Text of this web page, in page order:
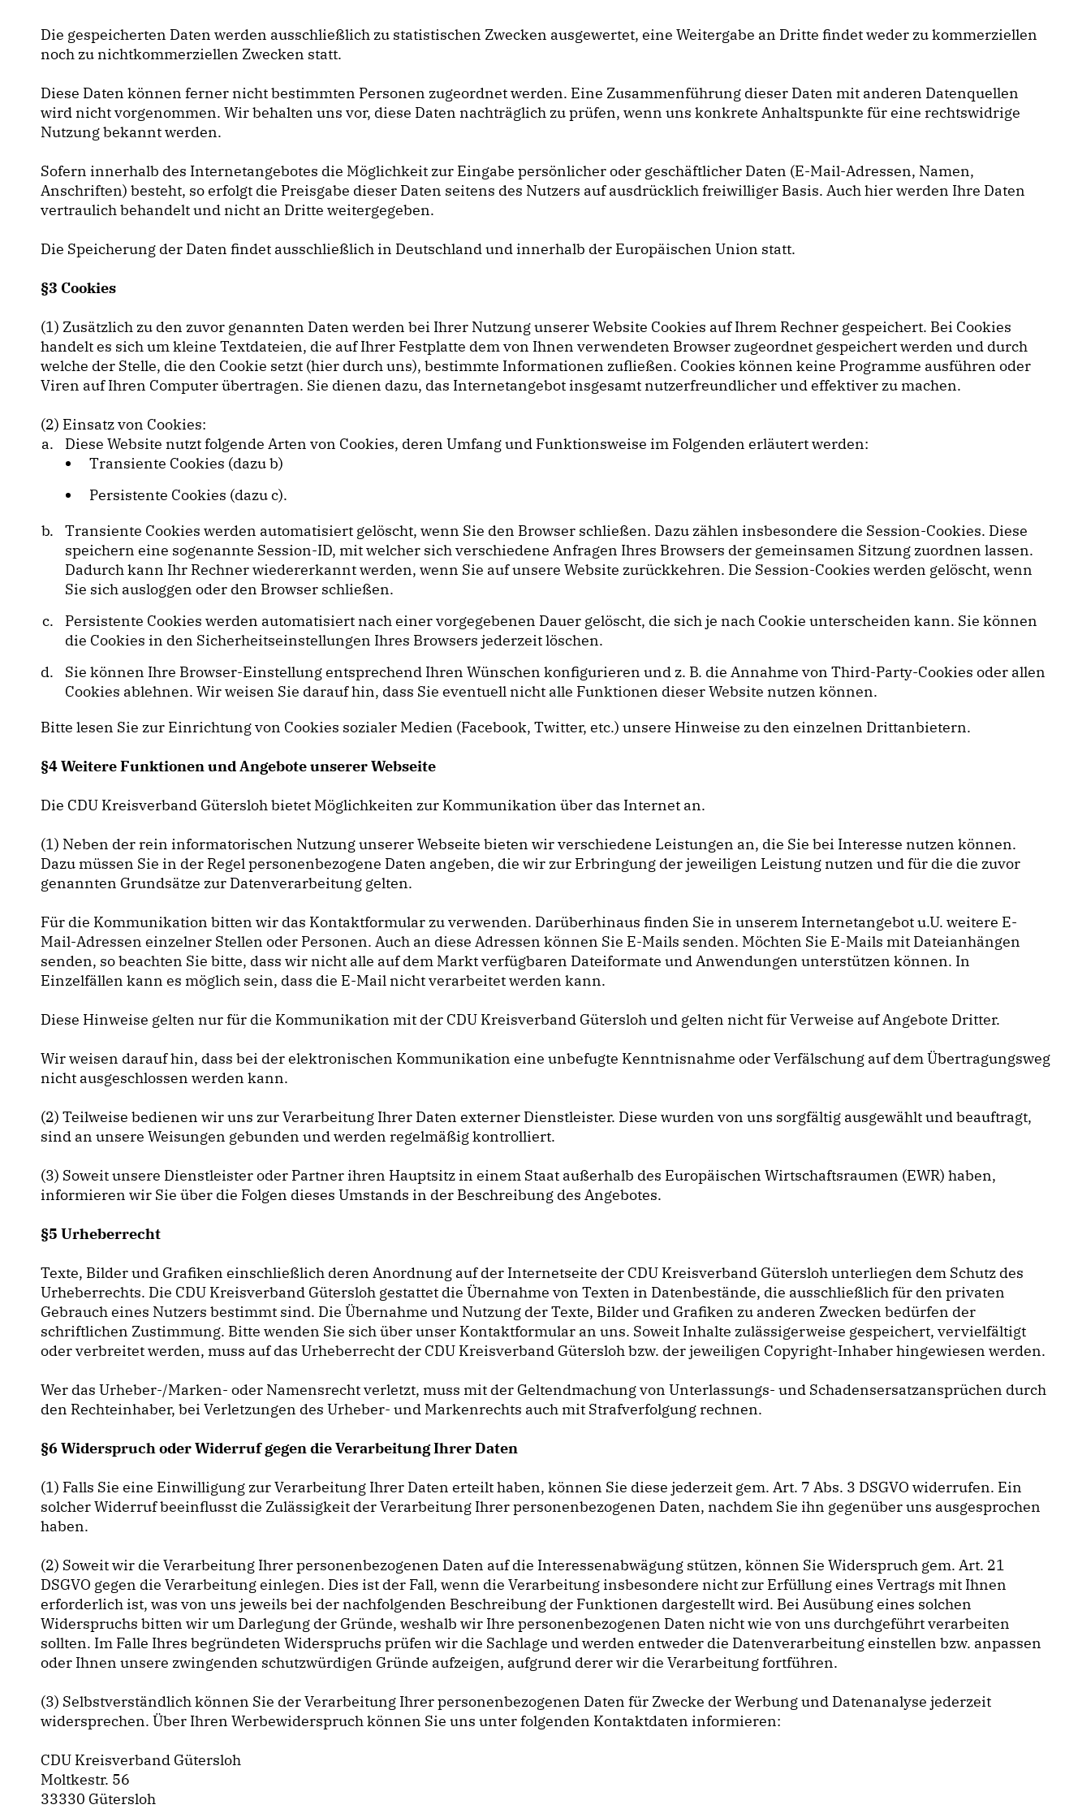
Die gespeicherten Daten werden ausschließlich zu statistischen Zwecken ausgewertet, eine Weitergabe an Dritte findet weder zu kommerziellen
noch zu nichtkommerziellen Zwecken statt.
Diese Daten können ferner nicht bestimmten Personen zugeordnet werden. Eine Zusammenführung dieser Daten mit anderen Datenquellen
wird nicht vorgenommen. Wir behalten uns vor, diese Daten nachträglich zu prüfen, wenn uns konkrete Anhaltspunkte für eine rechtswidrige
Nutzung bekannt werden.
Sofern innerhalb des Internetangebotes die Möglichkeit zur Eingabe persönlicher oder geschäftlicher Daten (E-Mail-Adressen, Namen,
Anschriften) besteht, so erfolgt die Preisgabe dieser Daten seitens des Nutzers auf ausdrücklich freiwilliger Basis. Auch hier werden Ihre Daten
vertraulich behandelt und nicht an Dritte weitergegeben.
Die Speicherung der Daten findet ausschließlich in Deutschland und innerhalb der Europäischen Union statt.
§3 Cookies
(1) Zusätzlich zu den zuvor genannten Daten werden bei Ihrer Nutzung unserer Website Cookies auf Ihrem Rechner gespeichert. Bei Cookies
handelt es sich um kleine Textdateien, die auf Ihrer Festplatte dem von Ihnen verwendeten Browser zugeordnet gespeichert werden und durch
welche der Stelle, die den Cookie setzt (hier durch uns), bestimmte Informationen zufließen. Cookies können keine Programme ausführen oder
Viren auf Ihren Computer übertragen. Sie dienen dazu, das Internetangebot insgesamt nutzerfreundlicher und effektiver zu machen.
(2) Einsatz von Cookies:
Diese Website nutzt folgende Arten von Cookies, deren Umfang und Funktionsweise im Folgenden erläutert werden:
Transiente Cookies (dazu b)
Persistente Cookies (dazu c).
Transiente Cookies werden automatisiert gelöscht, wenn Sie den Browser schließen. Dazu zählen insbesondere die Session-Cookies. Diese
speichern eine sogenannte Session-ID, mit welcher sich verschiedene Anfragen Ihres Browsers der gemeinsamen Sitzung zuordnen lassen.
Dadurch kann Ihr Rechner wiedererkannt werden, wenn Sie auf unsere Website zurückkehren. Die Session-Cookies werden gelöscht, wenn
Sie sich ausloggen oder den Browser schließen.
Persistente Cookies werden automatisiert nach einer vorgegebenen Dauer gelöscht, die sich je nach Cookie unterscheiden kann. Sie können
die Cookies in den Sicherheitseinstellungen Ihres Browsers jederzeit löschen.
Sie können Ihre Browser-Einstellung entsprechend Ihren Wünschen konfigurieren und z. B. die Annahme von Third-Party-Cookies oder allen
Cookies ablehnen. Wir weisen Sie darauf hin, dass Sie eventuell nicht alle Funktionen dieser Website nutzen können.
Bitte lesen Sie zur Einrichtung von Cookies sozialer Medien (Facebook, Twitter, etc.) unsere Hinweise zu den einzelnen Drittanbietern.
§4 Weitere Funktionen und Angebote unserer Webseite
Die CDU Kreisverband Gütersloh bietet Möglichkeiten zur Kommunikation über das Internet an.
(1) Neben der rein informatorischen Nutzung unserer Webseite bieten wir verschiedene Leistungen an, die Sie bei Interesse nutzen können.
Dazu müssen Sie in der Regel personenbezogene Daten angeben, die wir zur Erbringung der jeweiligen Leistung nutzen und für die die zuvor
genannten Grundsätze zur Datenverarbeitung gelten.
Für die Kommunikation bitten wir das Kontaktformular zu verwenden. Darüberhinaus finden Sie in unserem Internetangebot u.U. weitere E-
Mail-Adressen einzelner Stellen oder Personen. Auch an diese Adressen können Sie E-Mails senden. Möchten Sie E-Mails mit Dateianhängen
senden, so beachten Sie bitte, dass wir nicht alle auf dem Markt verfügbaren Dateiformate und Anwendungen unterstützen können. In
Einzelfällen kann es möglich sein, dass die E-Mail nicht verarbeitet werden kann.
Diese Hinweise gelten nur für die Kommunikation mit der CDU Kreisverband Gütersloh und gelten nicht für Verweise auf Angebote Dritter.
Wir weisen darauf hin, dass bei der elektronischen Kommunikation eine unbefugte Kenntnisnahme oder Verfälschung auf dem Übertragungsweg
nicht ausgeschlossen werden kann.
(2) Teilweise bedienen wir uns zur Verarbeitung Ihrer Daten externer Dienstleister. Diese wurden von uns sorgfältig ausgewählt und beauftragt,
sind an unsere Weisungen gebunden und werden regelmäßig kontrolliert.
(3) Soweit unsere Dienstleister oder Partner ihren Hauptsitz in einem Staat außerhalb des Europäischen Wirtschaftsraumen (EWR) haben,
informieren wir Sie über die Folgen dieses Umstands in der Beschreibung des Angebotes.
§5 Urheberrecht
Texte, Bilder und Grafiken einschließlich deren Anordnung auf der Internetseite der CDU Kreisverband Gütersloh unterliegen dem Schutz des
Urheberrechts. Die CDU Kreisverband Gütersloh gestattet die Übernahme von Texten in Datenbestände, die ausschließlich für den privaten
Gebrauch eines Nutzers bestimmt sind. Die Übernahme und Nutzung der Texte, Bilder und Grafiken zu anderen Zwecken bedürfen der
schriftlichen Zustimmung. Bitte wenden Sie sich über unser Kontaktformular an uns. Soweit Inhalte zulässigerweise gespeichert, vervielfältigt
oder verbreitet werden, muss auf das Urheberrecht der CDU Kreisverband Gütersloh bzw. der jeweiligen Copyright-Inhaber hingewiesen werden.
Wer das Urheber-/Marken- oder Namensrecht verletzt, muss mit der Geltendmachung von Unterlassungs- und Schadensersatzansprüchen durch
den Rechteinhaber, bei Verletzungen des Urheber- und Markenrechts auch mit Strafverfolgung rechnen.
§6 Widerspruch oder Widerruf gegen die Verarbeitung Ihrer Daten
(1) Falls Sie eine Einwilligung zur Verarbeitung Ihrer Daten erteilt haben, können Sie diese jederzeit gem. Art. 7 Abs. 3 DSGVO widerrufen. Ein
solcher Widerruf beeinflusst die Zulässigkeit der Verarbeitung Ihrer personenbezogenen Daten, nachdem Sie ihn gegenüber uns ausgesprochen
haben.
(2) Soweit wir die Verarbeitung Ihrer personenbezogenen Daten auf die Interessenabwägung stützen, können Sie Widerspruch gem. Art. 21
DSGVO gegen die Verarbeitung einlegen. Dies ist der Fall, wenn die Verarbeitung insbesondere nicht zur Erfüllung eines Vertrags mit Ihnen
erforderlich ist, was von uns jeweils bei der nachfolgenden Beschreibung der Funktionen dargestellt wird. Bei Ausübung eines solchen
Widerspruchs bitten wir um Darlegung der Gründe, weshalb wir Ihre personenbezogenen Daten nicht wie von uns durchgeführt verarbeiten
sollten. Im Falle Ihres begründeten Widerspruchs prüfen wir die Sachlage und werden entweder die Datenverarbeitung einstellen bzw. anpassen
oder Ihnen unsere zwingenden schutzwürdigen Gründe aufzeigen, aufgrund derer wir die Verarbeitung fortführen.
(3) Selbstverständlich können Sie der Verarbeitung Ihrer personenbezogenen Daten für Zwecke der Werbung und Datenanalyse jederzeit
widersprechen. Über Ihren Werbewiderspruch können Sie uns unter folgenden Kontaktdaten informieren:
CDU Kreisverband Gütersloh
Moltkestr. 56
33330 Gütersloh